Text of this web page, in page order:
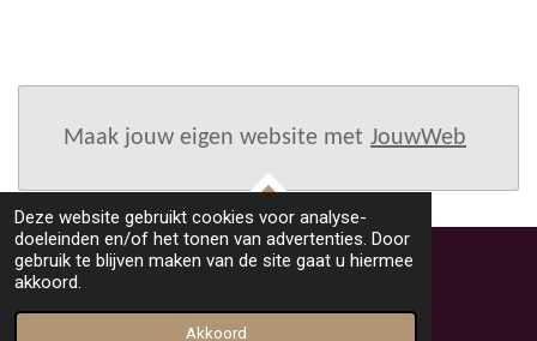
Deze website gebruikt cookies voor analyse-
doeleinden en/of het tonen van advertenties. Door
gebruik te blijven maken van de site gaat u hiermee
akkoord.
Akkoord
Maak jouw eigen website met JouwWeb
TOP